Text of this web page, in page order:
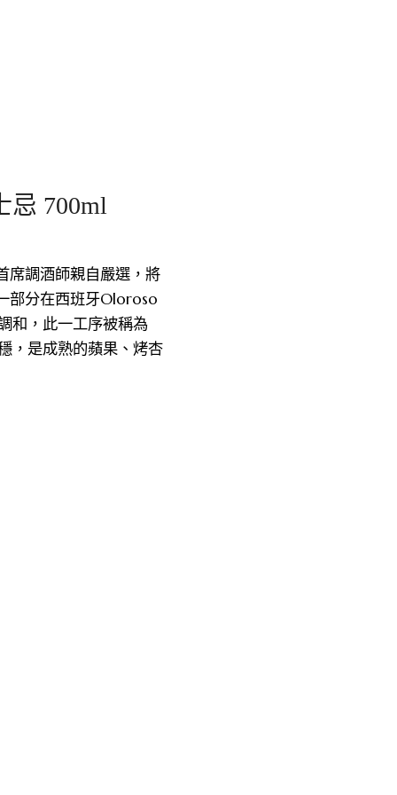
忌 700ml
席調酒師親自嚴選，將
部分在西班牙Oloroso
和，此一工序被稱為
，是成熟的蘋果、烤杏